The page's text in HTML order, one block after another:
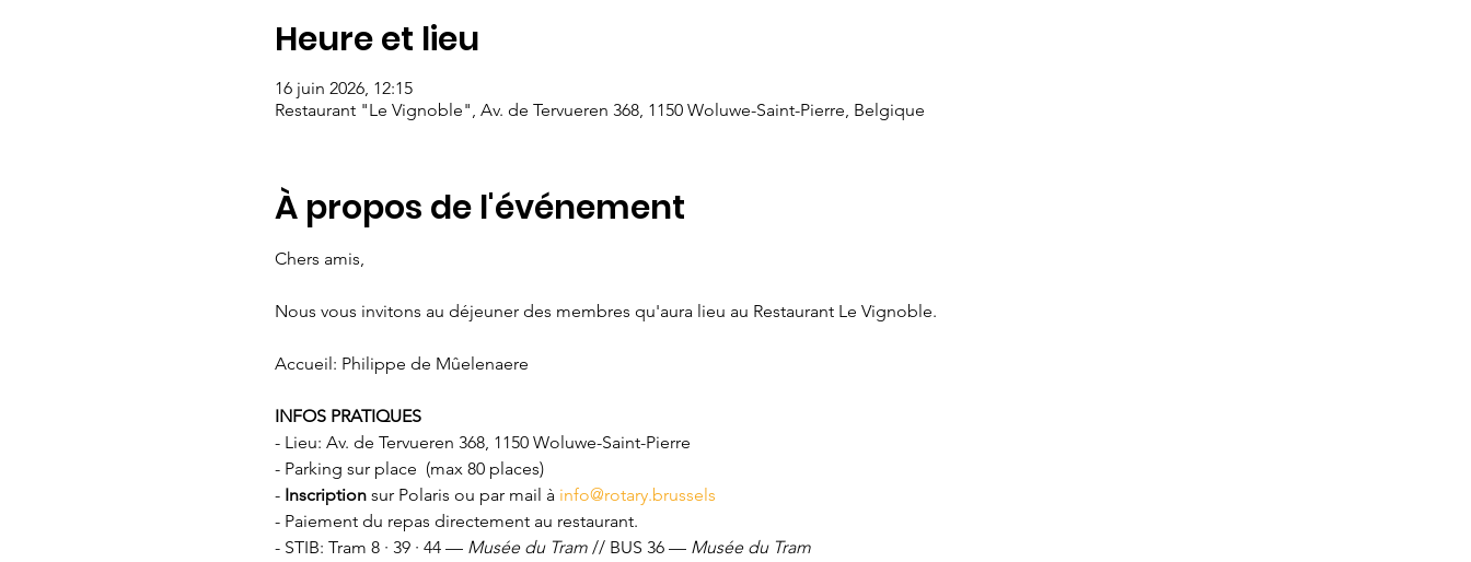
Heure et lieu
16 juin 2026, 12:15
Restaurant "Le Vignoble", Av. de Tervueren 368, 1150 Woluwe-Saint-Pierre, Belgique
À propos de l'événement
Chers amis,
Nous vous invitons au déjeuner des membres qu'aura lieu au Restaurant Le Vignoble.
Accueil: Philippe de Mûelenaere
INFOS PRATIQUES
- Lieu: Av. de Tervueren 368, 1150 Woluwe-Saint-Pierre
- Parking sur place  (max 80 places)
- Inscription sur Polaris ou par mail à info@rotary.brussels
- Paiement du repas directement au restaurant.
- STIB: Tram 8 · 39 · 44 — Musée du Tram // BUS 36 — Musée du Tram